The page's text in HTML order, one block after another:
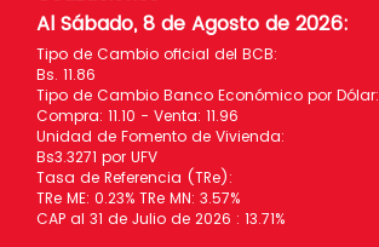
Al Sábado, 8 de Agosto de 2026:
Tipo de Cambio oficial del BCB:
Bs. 11.86
Tipo de Cambio Banco Económico por Dólar:
Compra: 11.10 - Venta: 11.96
Unidad de Fomento de Vivienda:
Bs3.3271 por UFV
Tasa de Referencia (TRe):
TRe ME: 0.23% TRe MN: 3.57%
CAP al 31 de Julio de 2026 : 13.71%